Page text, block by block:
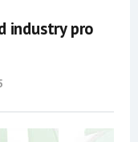
industry pro